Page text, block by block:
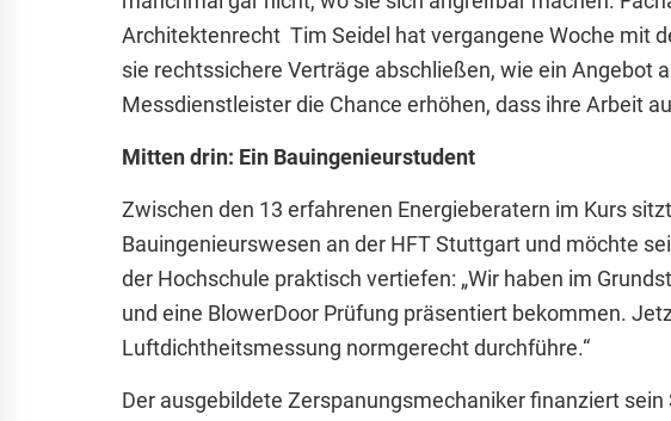
Architektenrecht Tim Seidel hat vergangene Woche mit
sie rechtssichere Verträge abschließen, wie ein Angebot
Messdienstleister die Chance erhöhen, dass ihre Arbeit
Mitten drin: Ein Bauingenieurstudent
Zwischen den 13 erfahrenen Energieberatern im Kurs
Bauingenieurswesen an der HFT Stuttgart und möchte
der Hochschule praktisch vertiefen: „Wir haben im
und eine BlowerDoor Prüfung präsentiert bekommen.
Luftdichtheitsmessung normgerecht durchführe.“
Der ausgebildete Zerspanungsmechaniker finanziert